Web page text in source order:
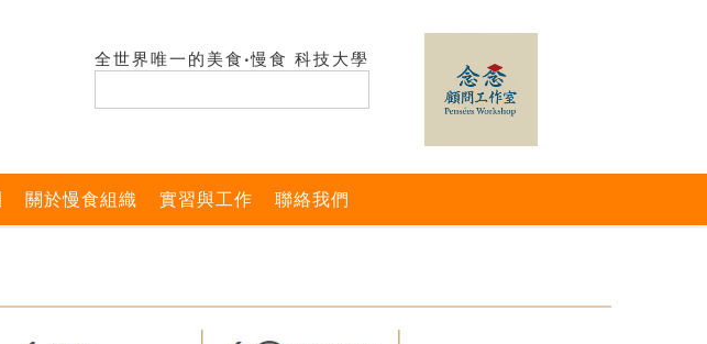
全世界唯一的美食‧慢食 科技大學
關於慢食組織 實習與工作 聯絡我們